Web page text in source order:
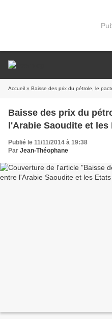
Accueil » Baisse des prix du pétrole, le pacte
Baisse des prix du
l'Arabie Saoudite et
Publié le 11/11/2014 à 19:38
Par Jean-Théophane